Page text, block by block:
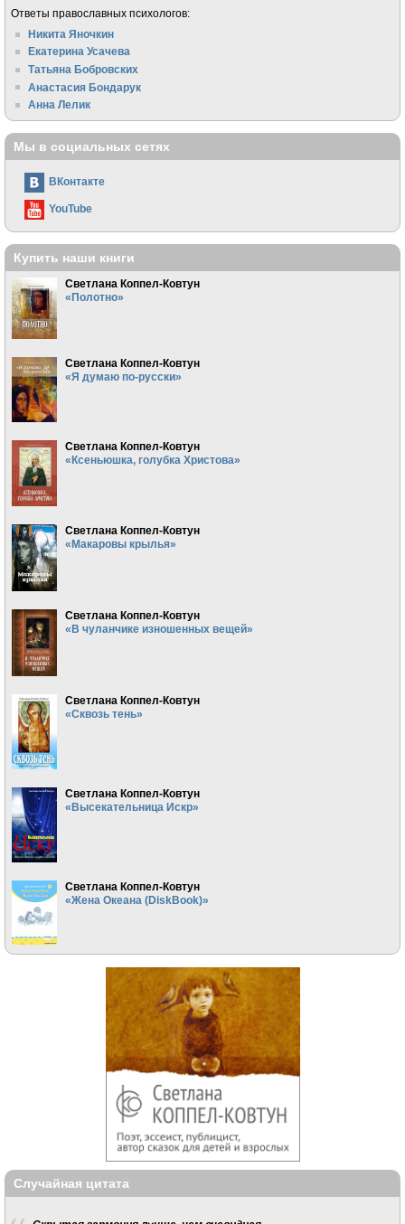
Ответы православных психологов:
Никита Яночкин
Екатерина Усачева
Татьяна Бобровских
Анастасия Бондарук
Анна Лелик
Мы в социальных сетях
ВКонтакте
YouTube
Купить наши книги
Светлана Коппел-Ковтун
«Полотно»
Светлана Коппел-Ковтун
«Я думаю по-русски»
Светлана Коппел-Ковтун
«Ксеньюшка, голубка Христова»
Светлана Коппел-Ковтун
«Макаровы крылья»
Светлана Коппел-Ковтун
«В чуланчике изношенных вещей»
Светлана Коппел-Ковтун
«Сквозь тень»
Светлана Коппел-Ковтун
«Высекательница Искр»
Светлана Коппел-Ковтун
«Жена Океана (DiskBook)»
Случайная цитата